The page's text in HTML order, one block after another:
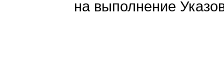
на выполнение